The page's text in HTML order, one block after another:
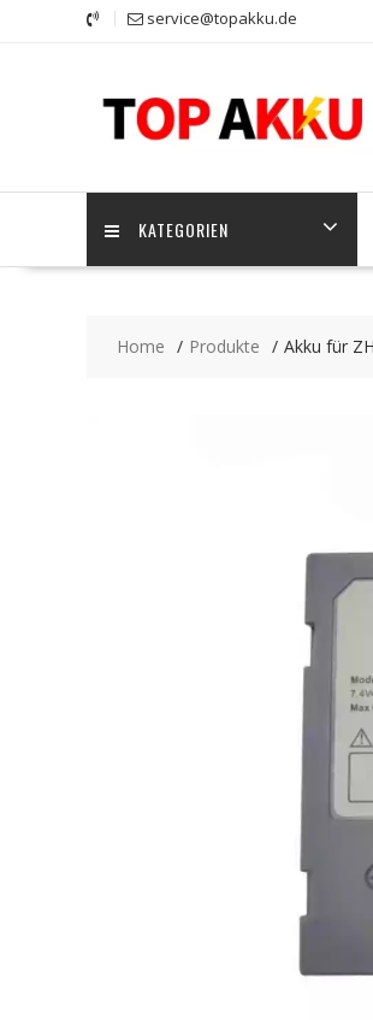
service@topakku.de
KATEGORIEN
Home Produkte Akku für